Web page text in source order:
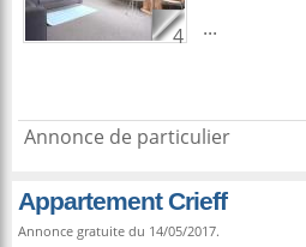
4
...
Annonce de particulier
Appartement Crieff
Annonce gratuite du 14/05/2017.